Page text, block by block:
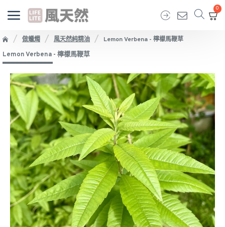
0
做蠟燭 風天然純精油
Lemon Verbena - 檸檬馬鞭草
Lemon Verbena - 檸檬馬鞭草